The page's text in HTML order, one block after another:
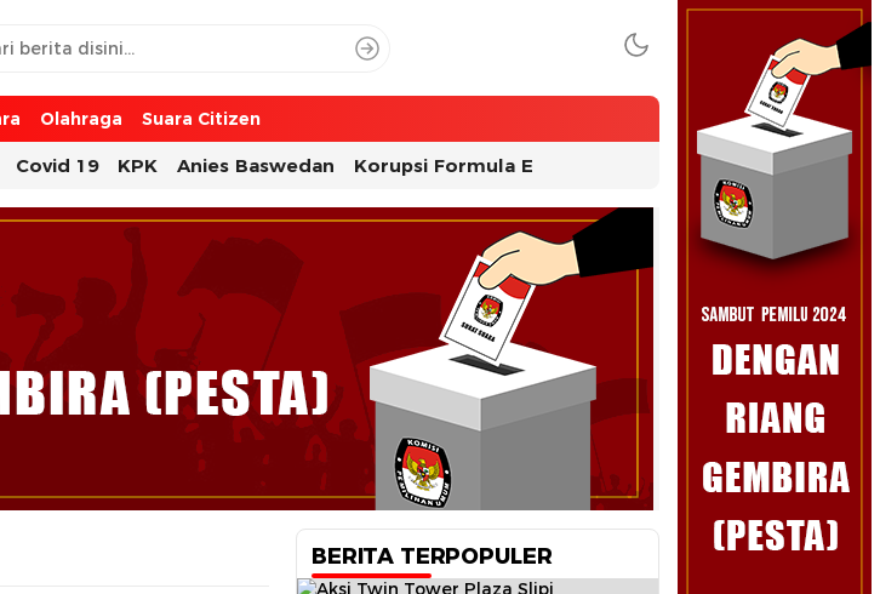
Olahraga Suara Citizen
Covid 19 KPK Anies Baswedan Korupsi Formula E
BERITA TERPOPULER